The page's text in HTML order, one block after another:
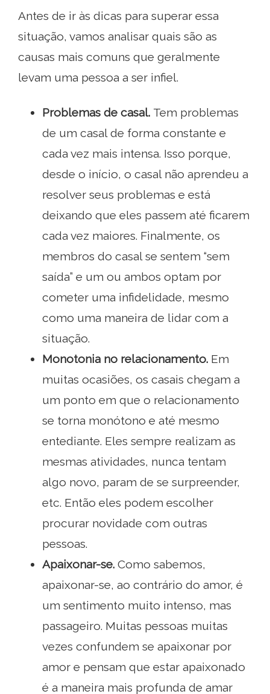
Antes de ir às dicas para superar essa
situação, vamos analisar quais são as
causas mais comuns que geralmente
levam uma pessoa a ser infiel.
Problemas de casal. Tem problemas
de um casal de forma constante e
cada vez mais intensa. Isso porque,
desde o início, o casal não aprendeu a
resolver seus problemas e está
deixando que eles passem até ficarem
cada vez maiores. Finalmente, os
membros do casal se sentem “sem
saída” e um ou ambos optam por
cometer uma infidelidade, mesmo
como uma maneira de lidar com a
situação.
Monotonia no relacionamento. Em
muitas ocasiões, os casais chegam a
um ponto em que o relacionamento
se torna monótono e até mesmo
entediante. Eles sempre realizam as
mesmas atividades, nunca tentam
algo novo, param de se surpreender,
etc. Então eles podem escolher
procurar novidade com outras
pessoas.
Apaixonar-se. Como sabemos,
apaixonar-se, ao contrário do amor, é
um sentimento muito intenso, mas
passageiro. Muitas pessoas muitas
vezes confundem se apaixonar por
amor e pensam que estar apaixonado
é a maneira mais profunda de amar